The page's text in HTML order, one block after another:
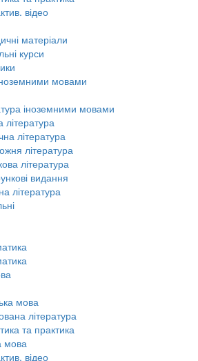
відео
матеріали
курси
мовами
іноземними мовами
література
література
література
література
видання
література
мова
література
та практика
мова
відео